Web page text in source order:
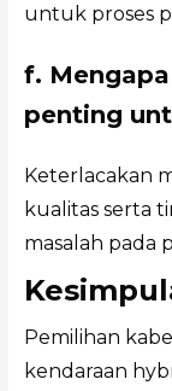
untuk proses
f.
penting
Keterlacakan
kualitas serta
masalah pada
Pemilihan
kendaraan